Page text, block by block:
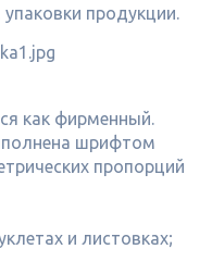
продукции.
как фирменный.
шрифтом
пропорций
и листовках;